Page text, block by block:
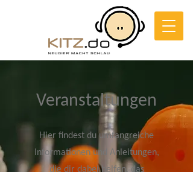
Veranstaltungen
Hier findest du umfangreiche
Informationen und Anleitungen,
die dir dabei helfen, das